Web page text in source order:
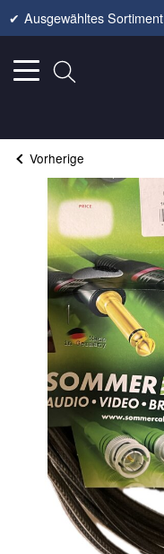
✔ Ausgewähltes Sortiment
Vorherige